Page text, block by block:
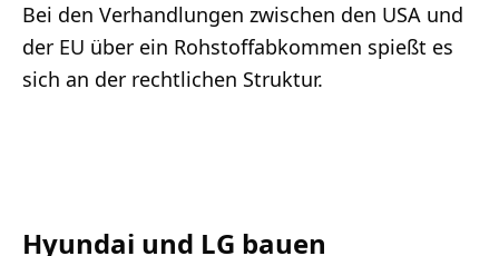
Bei den Verhandlungen zwischen den USA und
der EU über ein Rohstoffabkommen spießt es
sich an der rechtlichen Struktur.
Hyundai und LG bauen